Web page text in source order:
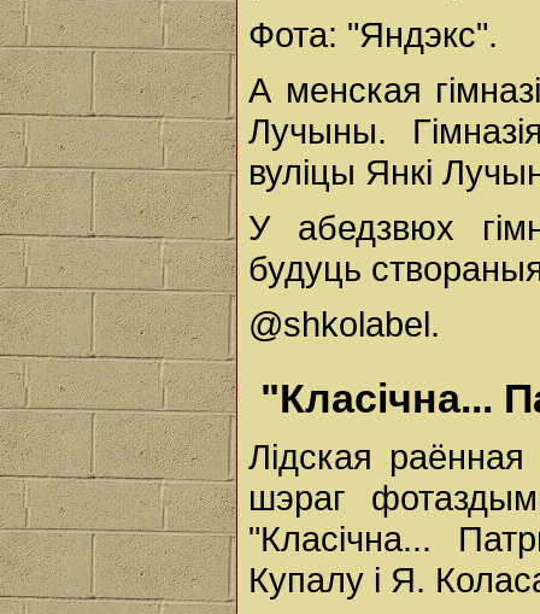
Фота: "Яндэкс".
А менская
Лучыны.
вуліцы Янкі
У абедзвюх
будуць
@shkolabel.
"Класічна...
Лідская раённая
шэраг
"Класічна...
Купалу і Я.